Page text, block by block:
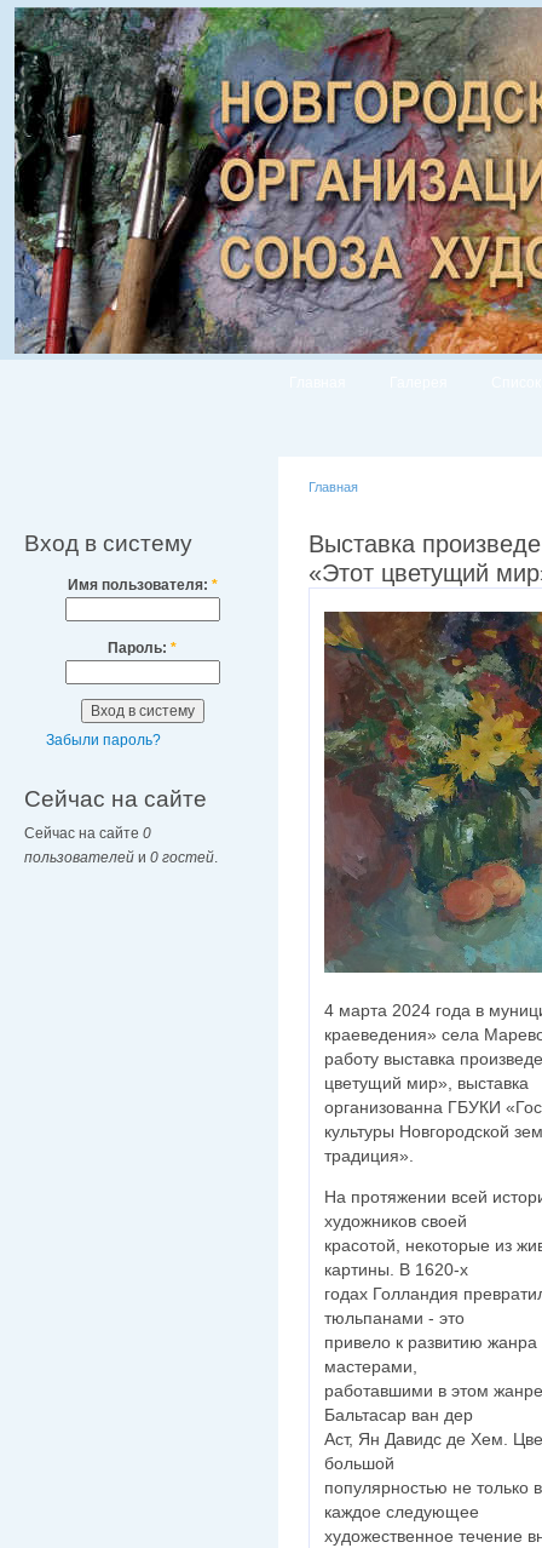
Вход в систему
Имя пользователя: *
Пароль: *
Забыли пароль?
Сейчас на сайте
Сейчас на сайте 0
пользователей и 0 гостей
Главная
Выставка
«Этот цветущий
4 марта 2024 года в
краеведения» села
работу выставка
цветущий мир», выставка
организованна ГБУКИ
культуры Новгородской
традиция».
На протяжении всей
художников своей
красотой, некоторые из
картины. В 1620-х
годах Голландия
тюльпанами - это
привело к развитию
мастерами,
работавшими в этом
Бальтасар ван дер
Аст, Ян Давидс де Хем.
большой
популярностью не только
каждое следующее
художественное течение